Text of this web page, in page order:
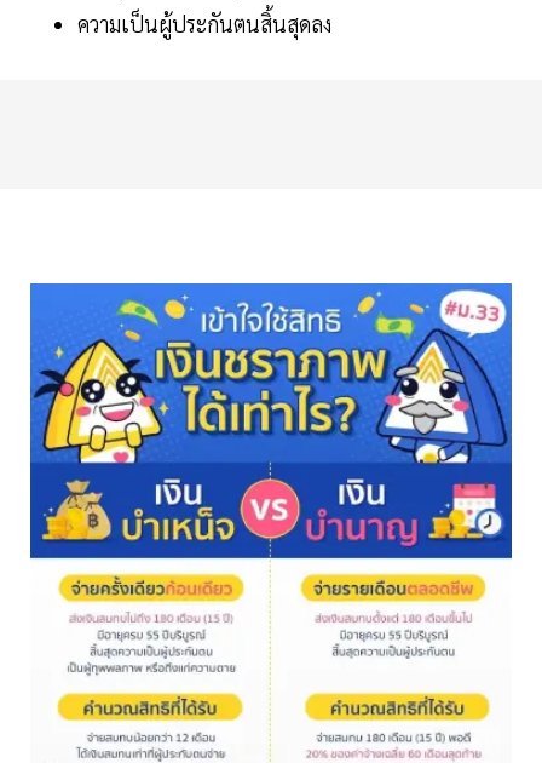
ความเป็นผู้ประกันตนสิ้นสุดลง